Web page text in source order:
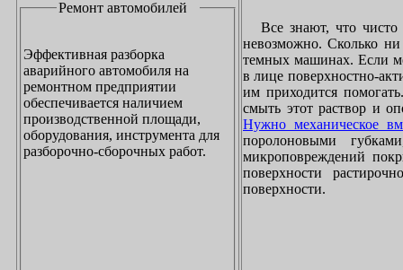
Ремонт автомобилей
Эффективная разборка
аварийного автомобиля на
ремонтном предприятии
обеспечивается наличием
производственной площади,
оборудования, инструмента для
разборочно-сборочных работ.
Все знают, что чисто
невозможно. Сколько
темных машинах. Если
в лице поверхностно-
им приходится
смыть этот раствор и
Нужно механическое
поролоновыми
микроповреждений
поверхности
поверхности.